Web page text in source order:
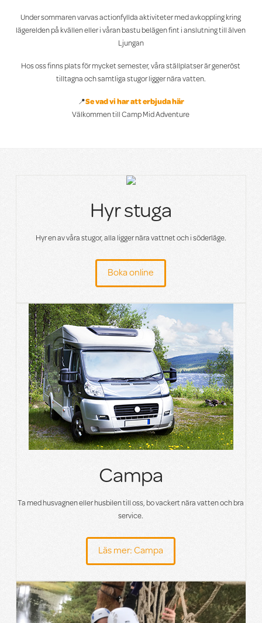
Under sommaren varvas actionfyllda aktiviteter med avkoppling kring
lägerelden på kvällen eller i våran bastu belägen fint i anslutning till älven
Ljungan
Hos oss finns plats för mycket semester, våra ställplatser är generöst
tilltagna och samtliga stugor ligger nära vatten.
📍Se vad vi har att erbjuda här
Välkommen till Camp Mid Adventure
Hyr stuga
Hyr en av våra stugor, alla ligger nära vattnet och i söderläge.
Boka online
Campa
Ta med husvagnen eller husbilen till oss, bo vackert nära vatten och bra
service.
Läs mer: Campa